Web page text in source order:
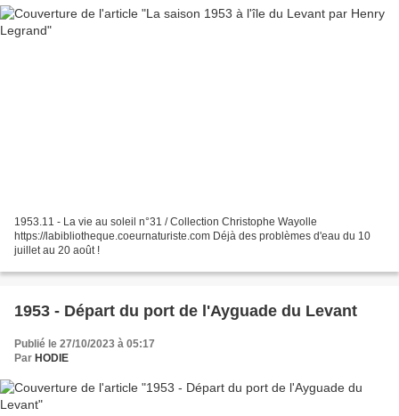
1953.11 - La vie au soleil n°31 / Collection Christophe Wayolle
https://labibliotheque.coeurnaturiste.com Déjà des problèmes d'eau du 10
juillet au 20 août !
1953 - Départ du port de l'Ayguade du Levant
Publié le 27/10/2023 à 05:17
Par HODIE